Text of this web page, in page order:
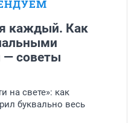
каждый. Как
— советы
на свете»: как
буквально весь